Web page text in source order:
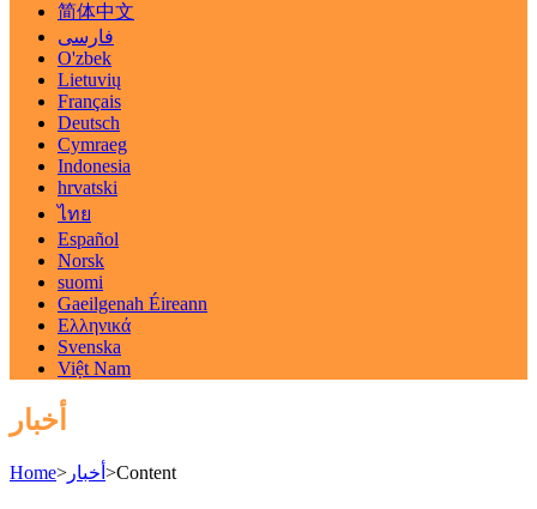
简体中文
فارسی
O'zbek
Lietuvių
Français
Deutsch
Cymraeg
Indonesia
hrvatski
ไทย
Español
Norsk
suomi
Gaeilgenah Éireann
Ελληνικά
Svenska
Việt Nam
أخبار
Home> أخبار >Content